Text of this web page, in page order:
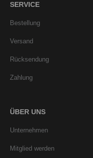
SERVICE
Bestellung
Versand
Rücksendung
Zahlung
ÜBER UNS
Unternehmen
Mitglied werden